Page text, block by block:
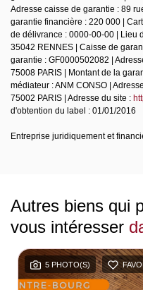
Adresse caisse de garantie : 89
garantie financière : 220 000 |
de délivrance : 0000-00-00 | Lieu
35042 RENNES | Caisse de
garantie : GF0000502082 |
75008 PARIS | Montant de la
médiateur : ANM CONSO |
75002 PARIS | Adresse du site :
d'obtention du label : 01/01/2016
Entreprise juridiquement et
Autres biens qui
vous intéresser
5 PHOTO(S)